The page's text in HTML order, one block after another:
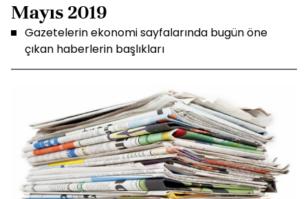
Mayıs 2019
Gazetelerin ekonomi sayfalarında bugün öne
çıkan haberlerin başlıkları